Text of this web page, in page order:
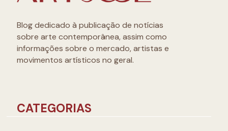
Blog dedicado à publicação de notícias
sobre arte contemporânea, assim como
informações sobre o mercado, artistas e
movimentos artísticos no geral.
CATEGORIAS